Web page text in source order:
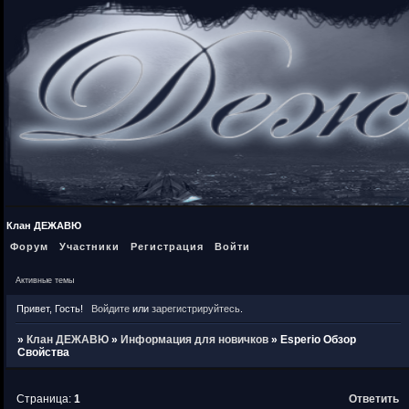
Клан ДЕЖАВЮ
Форум
Участники Регистрация Войти
Активные темы
Привет, Гость! Войдитеили зарегистрируйтесь.
»Клан ДЕЖАВЮ »Информация для новичков »Esperio Обзор
Свойства
Страница:1 Ответить